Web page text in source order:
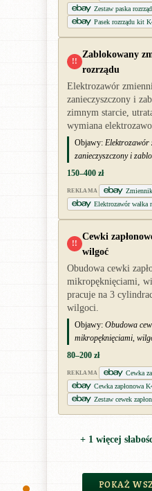
Zestaw paska
Pasek rozrządu kit
!!
Zablokowany
rozrządu
Elektrozawór
zanieczyszczony i
zimnym starcie,
wymiana
Objawy: Elektrozawór
zanieczyszczony i
150–400 zł
REKLAMA
Elektrozawór wałka
!!
Cewki
wilgoć
Obudowa cewki
mikropęknięciami,
pracuje na 3
wilgoci.
Objawy: Obudowa
mikropęknięciami,
80–200 zł
REKLAMA
Cewka
Cewka zapłonowa
Zestaw cewek
+ 1 więcej
POKAŻ